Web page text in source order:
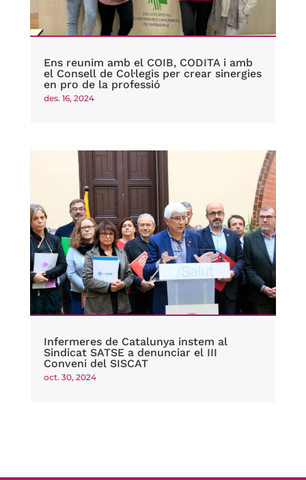
Ens reunim amb el COIB, CODITA i amb
el Consell de Col·legis per crear sinergies
en pro de la professió
des. 16, 2024
Infermeres de Catalunya instem al
Sindicat SATSE a denunciar el III
Conveni del SISCAT
oct. 30, 2024